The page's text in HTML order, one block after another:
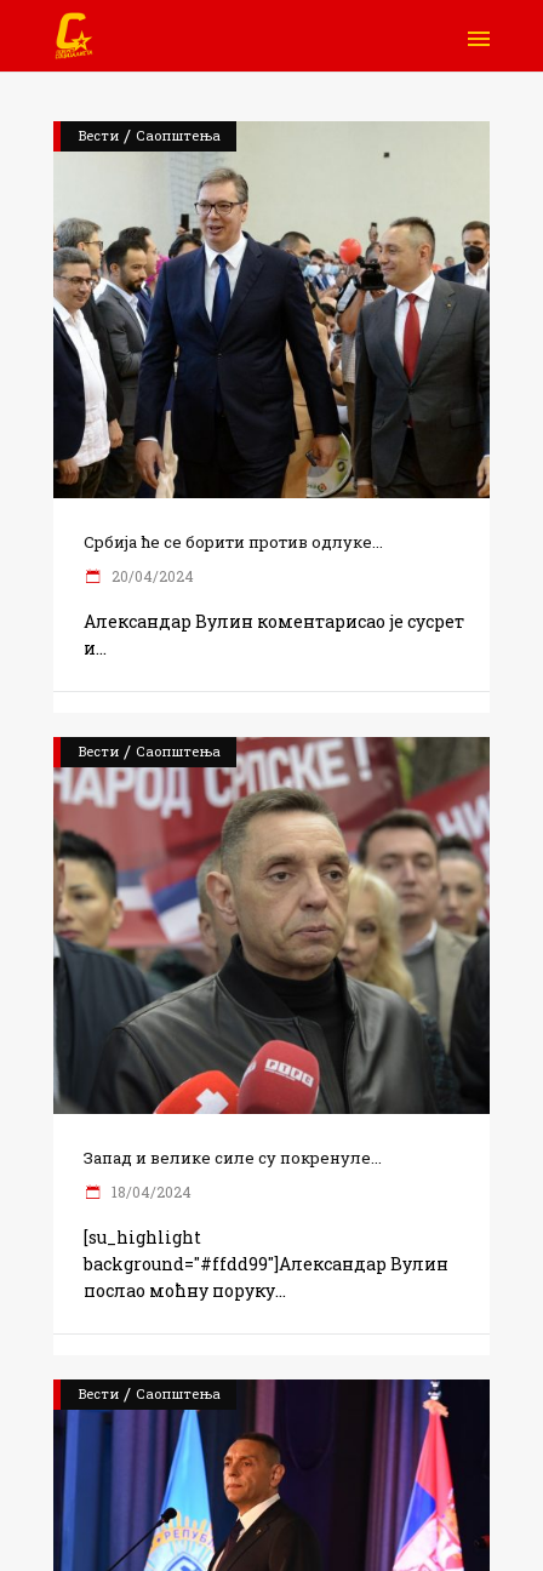
Вести / Саопштења
Србија ће се борити против одлуке...
20/04/2024
Александар Вулин коментарисао је сусрет
и
Вести / Саопштења
Запад и велике силе су покренуле...
18/04/2024
[su_highlight
background="#ffdd99"]Александар Вулин
послао моћну поруку
Вести / Саопштења